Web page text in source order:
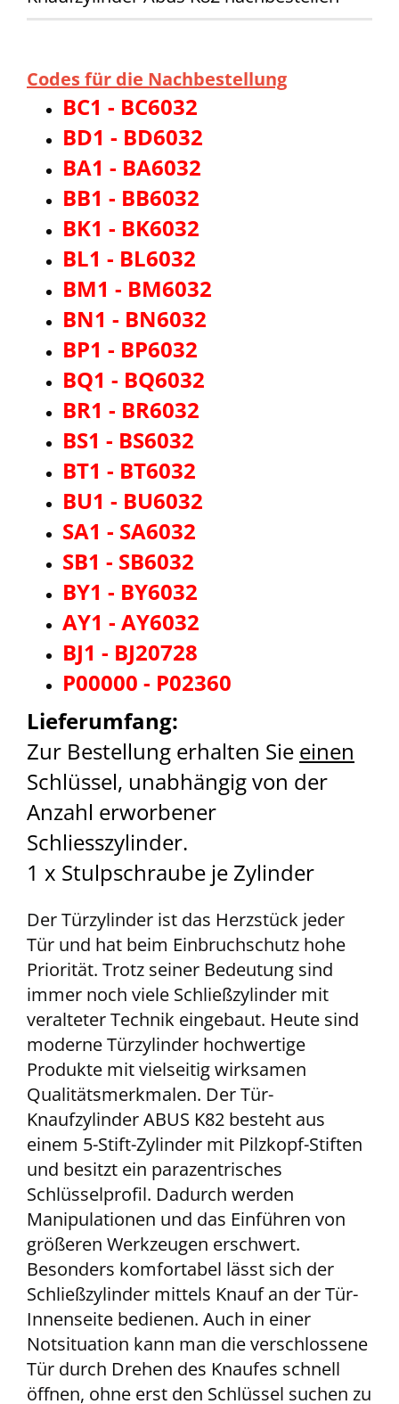
Codes für die Nachbestellung
BC1 - BC6032
BD1 - BD6032
BA1 - BA6032
BB1 - BB6032
BK1 - BK6032
BL1 - BL6032
BM1 - BM6032
BN1 - BN6032
BP1 - BP6032
BQ1 - BQ6032
BR1 - BR6032
BS1 - BS6032
BT1 - BT6032
BU1 - BU6032
SA1 - SA6032
SB1 - SB6032
BY1 - BY6032
AY1 - AY6032
BJ1 - BJ20728
P00000 - P02360
Lieferumfang:
Zur Bestellung erhalten Sie einen
Schlüssel, unabhängig von der
Anzahl erworbener
Schliesszylinder.
1 x Stulpschraube je Zylinder
Der Türzylinder ist das Herzstück jeder
Tür und hat beim Einbruchschutz hohe
Priorität. Trotz seiner Bedeutung sind
immer noch viele Schließzylinder mit
veralteter Technik eingebaut. Heute sind
moderne Türzylinder hochwertige
Produkte mit vielseitig wirksamen
Qualitätsmerkmalen. Der Tür-
Knaufzylinder ABUS K82 besteht aus
einem 5-Stift-Zylinder mit Pilzkopf-Stiften
und besitzt ein parazentrisches
Schlüsselprofil. Dadurch werden
Manipulationen und das Einführen von
größeren Werkzeugen erschwert.
Besonders komfortabel lässt sich der
Schließzylinder mittels Knauf an der Tür-
Innenseite bedienen. Auch in einer
Notsituation kann man die verschlossene
Tür durch Drehen des Knaufes schnell
öffnen, ohne erst den Schlüssel suchen zu